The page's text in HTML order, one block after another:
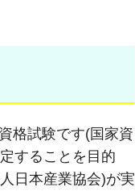
格試験です(国家資
することを目的
日本産業協会)が実